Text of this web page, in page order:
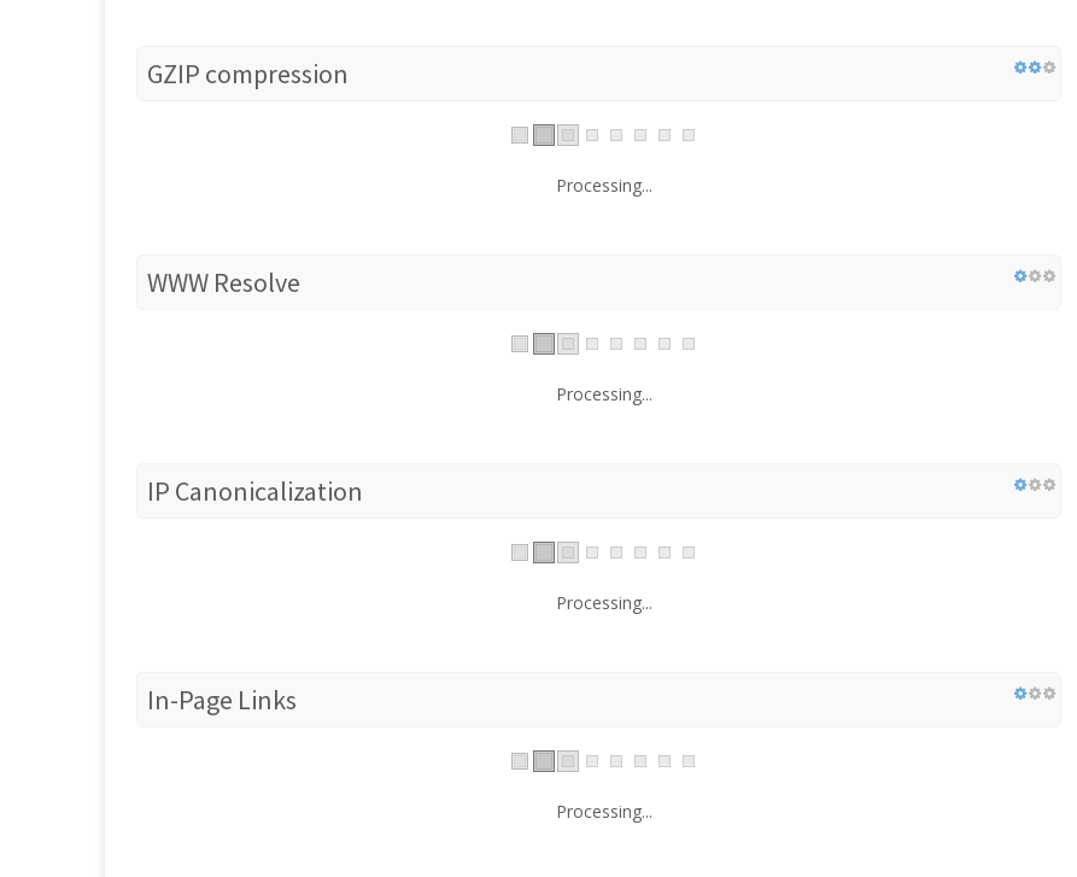
GZIP compression
Processing...
WWW Resolve
Processing...
IP Canonicalization
Processing...
In-Page Links
Processing...